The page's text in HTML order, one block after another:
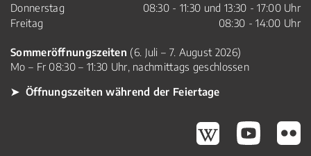
Donnerstag
08:30 - 11:30 und 13:30 - 17:00 Uhr
Freitag
08:30 - 14:00 Uhr
Sommeröffnungszeiten (6. Juli – 7. August 2026)
Mo – Fr 08:30 – 11:30 Uhr, nachmittags geschlossen
➤ Öffnungszeiten während der Feiertage
Gossau Wikipedia
Gossau Youtube
Gossau